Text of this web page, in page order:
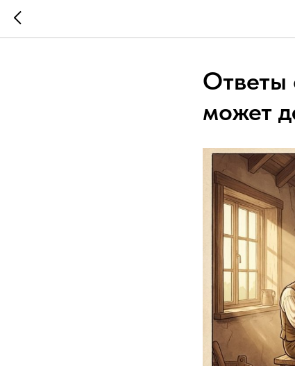
Ответы
может